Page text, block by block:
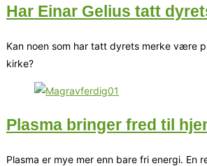
Har Einar Gelius tatt
Kan noen som har tatt dyrets merke være
kirke?
Plasma bringer fred til
Plasma er mye mer enn bare fri energi. En